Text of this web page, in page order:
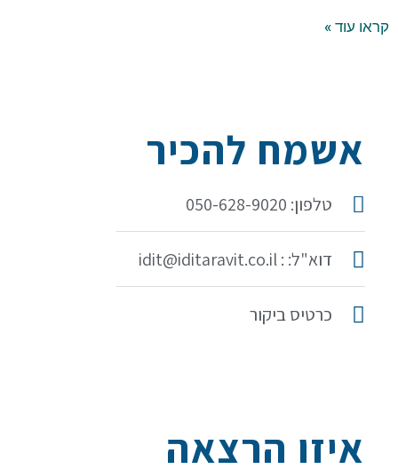
קראו עוד »
איזו הרצאה
אשמח להכיר
טלפון: 050-628-9020
דוא"ל: : idit@iditaravit.co.il
כרטיס ביקור